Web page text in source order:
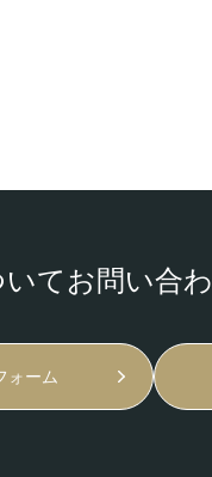
てお問い合
ォーム